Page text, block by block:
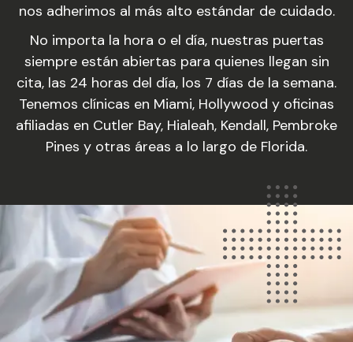
nos adherimos al más alto estándar de cuidado.
No importa la hora o el día, nuestras puertas
siempre están abiertas para quienes llegan sin
cita, las 24 horas del día, los 7 días de la semana.
Tenemos clínicas en Miami, Hollywood y oficinas
afiliadas en Cutler Bay, Hialeah, Kendall, Pembroke
Pines y otras áreas a lo largo de Florida.